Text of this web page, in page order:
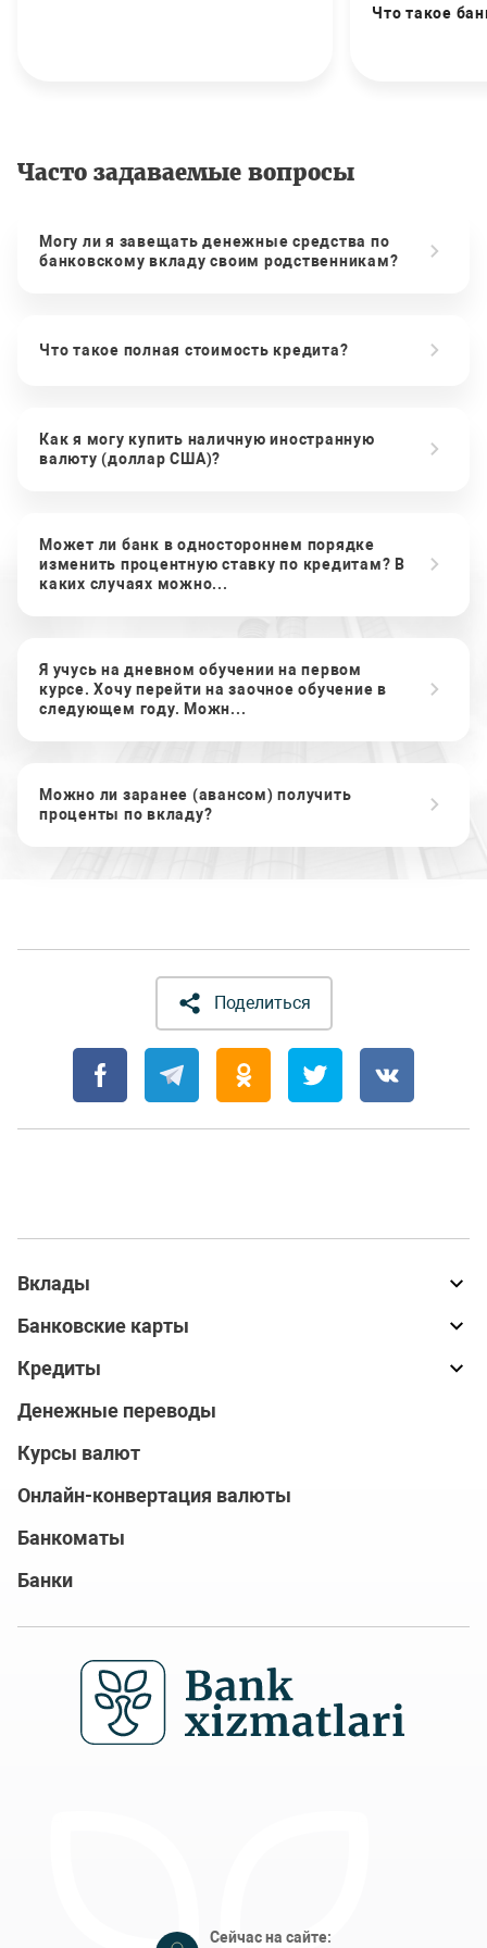
Что такое
Часто задаваемые вопросы
Могу ли я завещать денежные средства по
банковскому вкладу своим родственникам?
Что такое полная стоимость кредита?
Как я могу купить наличную иностранную
валюту (доллар США)?
Может ли банк в одностороннем порядке
изменить процентную ставку по кредитам? В
каких случаях можно...
Я учусь на дневном обучении на первом
курсе. Хочу перейти на заочное обучение в
следующем году. Можн...
Можно ли заранее (авансом) получить
проценты по вкладу?
Поделиться
Вклады
Банковские карты
Кредиты
Денежные переводы
Курсы валют
Онлайн-конвертация валюты
Банкоматы
Банки
Сейчас на сайте: